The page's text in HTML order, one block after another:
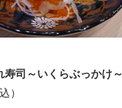
寿司～いくらぶっかけ～
）